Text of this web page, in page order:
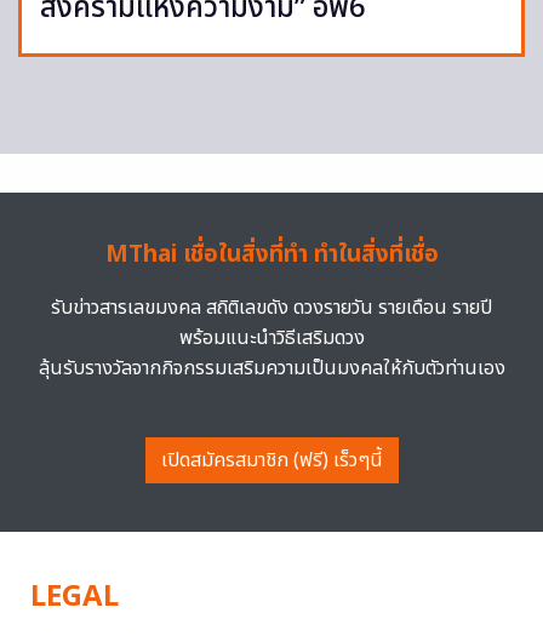
MThai เชื่อในสิ่งที่ทำ ทำในสิ่งที่เชื่อ
รับข่าวสารเลขมงคล สถิติเลขดัง ดวงรายวัน รายเดือน รายปี
พร้อมแนะนำวิธีเสริมดวง
ลุ้นรับรางวัลจากกิจกรรมเสริมความเป็นมงคลให้กับตัวท่านเอง
เปิดสมัครสมาชิก (ฟรี) เร็วๆนี้
LEGAL